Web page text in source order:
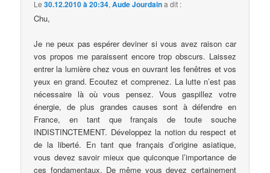
Le30.12.2010 à 20:34,Aude Jourdaina dit :
Chu,
Je ne peux pas espérer deviner si vous avez raison car
vos propos me paraissent encore trop obscurs. Laissez
entrer la lumière chez vous en ouvrant les fenêtres et vos
yeux en grand. Ecoutez et comprenez. La lutte n’est pas
nécessaire là où vous pensez. Vous gaspillez votre
énergie, de plus grandes causes sont à défendre en
France, en tant que français de toute souche
INDISTINCTEMENT. Développez la notion du respect et
de la liberté. En tant que français d’origine asiatique,
vous devez savoir mieux que quiconque l’importance de
ces fondamentaux. De même vous devez certainement